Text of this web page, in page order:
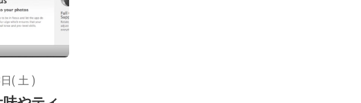
( 土 )